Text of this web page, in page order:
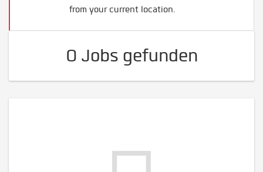
from your current location.
0 Jobs gefunden